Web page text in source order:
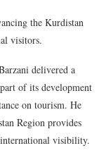
the Kurdistan
visitors.
delivered a
of its development
on tourism. He
Region provides
visibility.